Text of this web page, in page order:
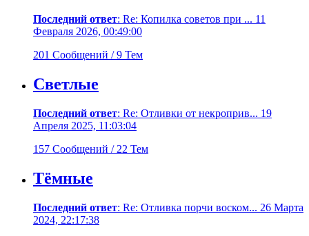
Последний ответ: Re: Копилка советов при ... 11
Февраля 2026, 00:49:00
201 Сообщений / 9 Тем
Светлые
Последний ответ: Re: Отливки от некроприв... 19
Апреля 2025, 11:03:04
157 Сообщений / 22 Тем
Тёмные
Последний ответ: Re: Отливка порчи воском... 26 Марта
2024, 22:17:38